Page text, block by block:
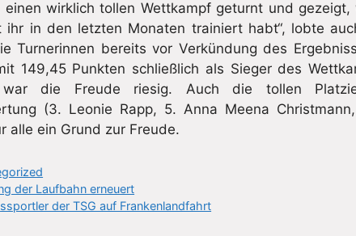
einen wirklich tollen Wettkampf geturnt und
ihr in den letzten Monaten trainiert habt“, lobte
Turnerinnen bereits vor Verkündung des
149,45 Punkten schließlich als Sieger des
die Freude riesig. Auch die tollen
(3. Leonie Rapp, 5. Anna Meena Christmann,
alle ein Grund zur Freude.
der Laufbahn erneuert
der TSG auf Frankenlandfahrt